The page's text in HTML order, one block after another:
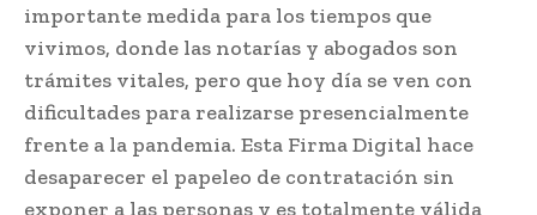
importante medida para los tiempos que
vivimos, donde las notarías y abogados son
trámites vitales, pero que hoy día se ven con
dificultades para realizarse presencialmente
frente a la pandemia. Esta Firma Digital hace
desaparecer el papeleo de contratación sin
exponer a las personas y es totalmente válida